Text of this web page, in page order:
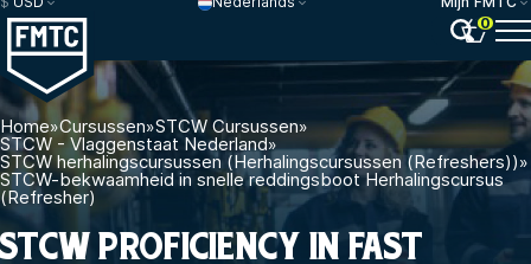
0
Home»Cursussen»STCW Cursussen»
STCW - Vlaggenstaat Nederland»
STCW herhalingscursussen (Herhalingscursussen (Refreshers))»
STCW-bekwaamheid in snelle reddingsboot Herhalingscursus
(Refresher)
STCW PROFICIENCY IN FAST